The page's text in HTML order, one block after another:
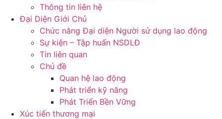
Thông tin liên hệ
Đại Diện Giới Chủ
Chức năng Đại diện Người sử dụng lao động
Sự kiện – Tập huấn NSDLĐ
Tin liên quan
Chủ đề
Quan hệ lao động
Phát triển kỹ năng
Phát Triển Bền Vững
Xúc tiến thương mại